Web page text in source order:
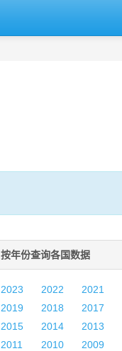
按年份查询各国数据
2023 2022 2021
2019
2018 2017
2015
2014 2013
2011
2010 2009